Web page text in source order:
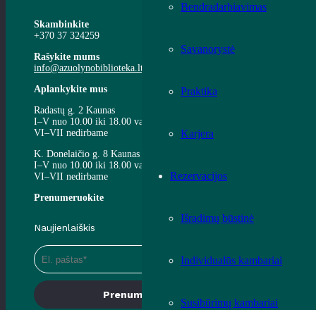
Bendradarbiavimas
Savanorystė
Praktika
Karjera
Rezervacijos
Išradimų būstinė
Individualūs kambariai
Susibūrimų kambariai
Skambinkite
+370 37 324259
Rašykite mums
info@azuolynobiblioteka.lt
Aplankykite mus
Radastų g. 2 Kaunas
I–V nuo 10.00 iki 18.00 val.
VI–VII nedirbame
K. Donelaičio g. 8 Kaunas
I–V nuo 10.00 iki 18.00 val.
VI–VII nedirbame
Prenumeruokite
Naujienlaiškis
Prenumeruoti